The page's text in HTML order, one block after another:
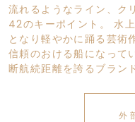
流れるようなライン、
42のキーポイント。 水
となり軽やかに踊る芸術
信頼のおける船になっ
断航続距離を誇るブラン
外